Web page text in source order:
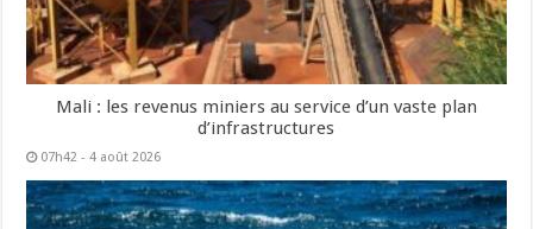
Mali : les revenus miniers au service d’un vaste plan
d’infrastructures
07h42 - 4 août 2026